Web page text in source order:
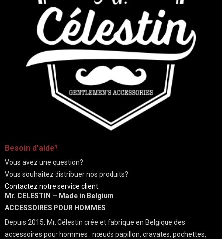
Besoin d'aide?
Vous avez une question?
Vous souhaitez distribuer nos produits?
Contactez notre service client.
Mr. CELESTIN — Made in Belgium
ACCESSOIRES POUR HOMMES
Depuis 2015, Mr. Célestin crée et fabrique en Belgique des
accessoires pour hommes : nœuds papillon, cravates, pochettes,